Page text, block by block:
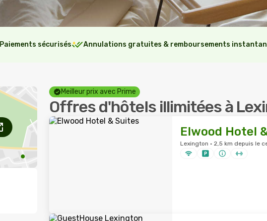
Paiements sécurisés Annulations gratuites & remboursements
Meilleur prix avec Prime
Offres d'hôtels illimitées à
Elwood Hotel
Lexington · 2,5 km depuis le